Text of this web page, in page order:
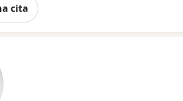
cita